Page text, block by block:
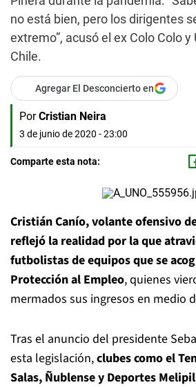
no está bien, pero los dirigentes
extremo”, acusó el ex Colo Colo
Chile.
Agregar El Desconcierto en
Por Cristian Neira
3 de junio de 2020 - 23:00
Comparte esta nota:
Cristián Canío, volante ofensivo
reflejó la realidad por la que
futbolistas de equipos que se
Protección al Empleo, quienes
mermados sus ingresos en medio
Tras el anuncio del presidente
esta legislación,clubes como el
Salas, Ñublense y Deportes